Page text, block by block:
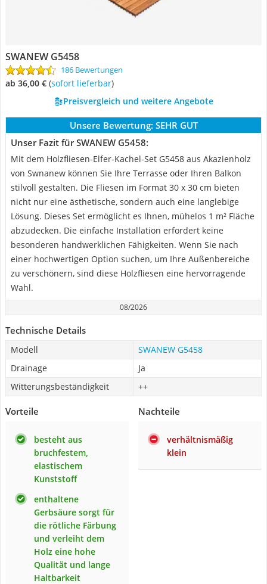
SWANEW G5458
186 Bewertungen
ab 36,00 € ( Sofort lieferbar)
Preisvergleich und weitere Angebote
Unsere Bewertung: SEHR GUT
Unser Fazit für SWANEW G5458:
Mit dem Holzfliesen-Elfer-Kachel-Set ‎G5458 aus Akazienholz
von Swnanew können Sie Ihre Terrasse oder Ihren Balkon
stilvoll gestalten. Die Fliesen im Format 30 x 30 cm bieten
nicht nur eine ästhetische, sondern auch eine langlebige
Lösung. Dieses Set ermöglicht es Ihnen, mühelos 1 m² Fläche
abzudecken. Die einfache Installation erfordert keine
besonderen handwerklichen Fähigkeiten. Wenn Sie nach
einer hochwertigen Option suchen, um Ihre Außenbereiche
zu verschönern, sind diese Holzfliesen eine hervorragende
Wahl.
08/2026
Technische Details
Modell
SWANEW G5458
Drainage
Ja
Witterungsbeständigkeit
++
Vorteile
besteht aus
bruchfestem,
elastischem
Kunststoff
enthaltene
Gerbsäure sorgt für
die rötliche Färbung
und verleiht dem
Holz eine hohe
Qualität und lange
Haltbarkeit
Nachteile
verhältnismäßig
klein